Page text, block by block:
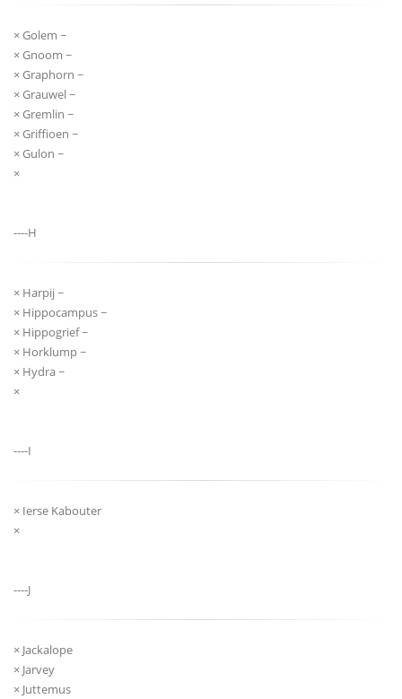
× Golem ~
× Gnoom ~
× Graphorn ~
× Grauwel ~
× Gremlin ~
× Griffioen ~
× Gulon ~
×
----H
× Harpij ~
× Hippocampus ~
× Hippogrief ~
× Horklump ~
× Hydra ~
×
----I
× Ierse Kabouter
×
----J
× Jackalope
× Jarvey
× Juttemus